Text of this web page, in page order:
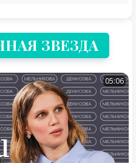
ЗВЕЗДА
05:06